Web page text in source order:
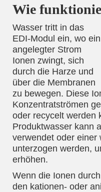
Wie
Wasser tritt in das
EDI-Modul ein, wo ein
angelegter Strom
Ionen zwingt, sich
durch die Harze und
über die Membranen
zu bewegen. Diese
Konzentratströmen
oder recycelt werden
Produktwasser kann
verwendet oder einer
unterzogen werden,
erhöhen.
Wenn die Ionen
den kationen- oder